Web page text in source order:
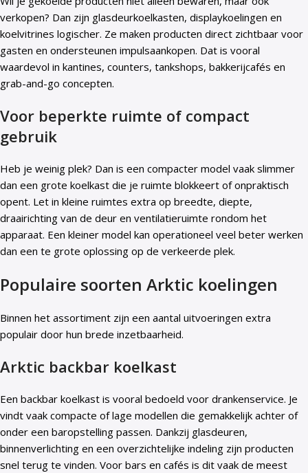
verkopen? Dan zijn glasdeurkoelkasten, displaykoelingen en
koelvitrines logischer. Ze maken producten direct zichtbaar voor
gasten en ondersteunen impulsaankopen. Dat is vooral
waardevol in kantines, counters, tankshops, bakkerijcafés en
grab-and-go concepten.
Voor beperkte ruimte of compact
gebruik
Heb je weinig plek? Dan is een compacter model vaak slimmer
dan een grote koelkast die je ruimte blokkeert of onpraktisch
opent. Let in kleine ruimtes extra op breedte, diepte,
draairichting van de deur en ventilatieruimte rondom het
apparaat. Een kleiner model kan operationeel veel beter werken
dan een te grote oplossing op de verkeerde plek.
Populaire soorten Arktic koelingen
Binnen het assortiment zijn een aantal uitvoeringen extra
populair door hun brede inzetbaarheid.
Arktic backbar koelkast
Een backbar koelkast is vooral bedoeld voor drankenservice. Je
vindt vaak compacte of lage modellen die gemakkelijk achter of
onder een baropstelling passen. Dankzij glasdeuren,
binnenverlichting en een overzichtelijke indeling zijn producten
snel terug te vinden. Voor bars en cafés is dit vaak de meest